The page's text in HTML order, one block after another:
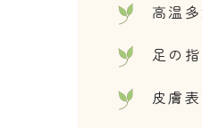
高温
足の
皮膚